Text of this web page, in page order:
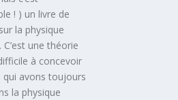
! ) un livre de
la physique
C’est une théorie
à concevoir
qui avons toujours
la physique